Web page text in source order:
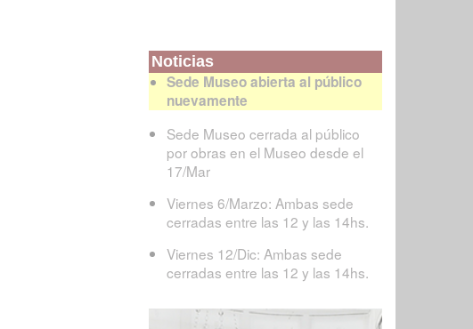
Noticias
Sede Museo abierta al público
nuevamente
Sede Museo cerrada al público
por obras en el Museo desde el
17/Mar
Viernes 6/Marzo: Ambas sede
cerradas entre las 12 y las 14hs.
Viernes 12/Dic: Ambas sede
cerradas entre las 12 y las 14hs.